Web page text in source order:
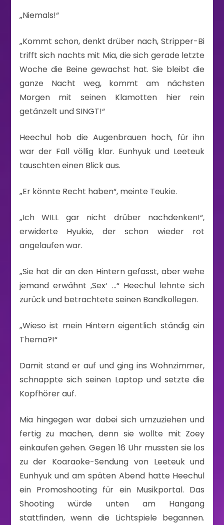
„Niemals!“
„Kommt schon, denkt drüber nach, Stripper-Bi
trifft sich nachts mit Mia, die sich gerade letzte
Woche die Beine gewachst hat. Sie bleibt die
ganze Nacht weg, kommt am nächsten
Morgen mit seinen Klamotten hier rein
getänzelt und SINGT!“
Heechul hob die Augenbrauen hoch, für ihn
war der Fall völlig klar. Eunhyuk und Leeteuk
tauschten einen Blick aus.
„Er könnte Recht haben“, meinte Teukie.
„Ich WILL gar nicht drüber nachdenken!“,
erwiderte Hyukie, der schon wieder rot
angelaufen war.
„Sie hat dir an den Hintern gefasst, aber wehe
jemand erwähnt ‚Sex‘ …“ Heechul lehnte sich
zurück und betrachtete seinen Bandkollegen.
„Wieso ist mein Hintern eigentlich ständig ein
Thema?!“
Damit stand er auf und ging ins Wohnzimmer,
schnappte sich seinen Laptop und setzte die
Kopfhörer auf.
Mia hingegen war dabei sich umzuziehen und
fertig zu machen, denn sie wollte mit Zoey
einkaufen gehen. Gegen 16 Uhr mussten sie los
zu der Koaraoke-Sendung von Leeteuk und
Eunhyuk und am späten Abend hatte Heechul
ein Promoshooting für ein Musikportal. Das
Shooting würde unten am Hangang
stattfinden, wenn die Lichtspiele begannen.